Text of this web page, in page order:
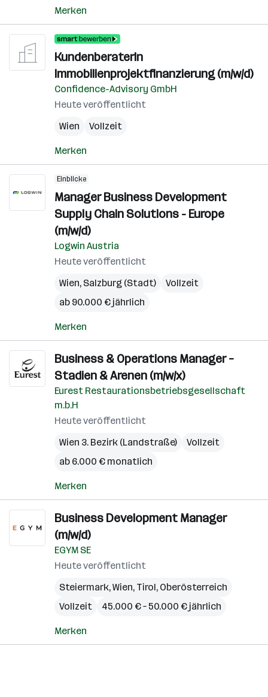
Merken
KundenberaterIn
Immobilienprojektfinanzierung (m/w/d)
Confidence-Advisory GmbH
Heute veröffentlicht
Wien
Vollzeit
Merken
Einblicke
Manager Business Development
Supply Chain Solutions - Europe
(m/w/d)
Logwin Austria
Heute veröffentlicht
Wien, Salzburg (Stadt)
Vollzeit
ab 90.000 € jährlich
Merken
Business & Operations Manager –
Stadien & Arenen (m/w/x)
Eurest Restaurationsbetriebsgesellschaft
m.b.H
Heute veröffentlicht
Wien 3. Bezirk (Landstraße)
Vollzeit
ab 6.000 € monatlich
Merken
Business Development Manager
(m/w/d)
EGYM SE
Heute veröffentlicht
Steiermark,Wien, Tirol, Oberösterreich
Vollzeit
45.000 € – 50.000 € jährlich
Merken